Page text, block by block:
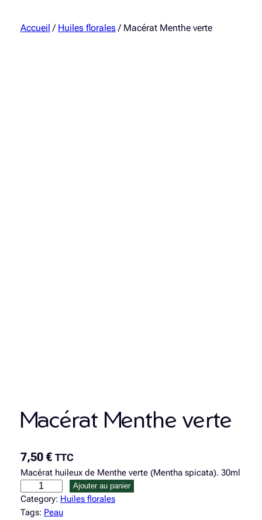
Accueil / Huiles florales/ Macérat Menthe verte
Macérat Menthe verte
7,50 € TTC
Macérat huileux de Menthe verte (Mentha spicata). 30ml
u
a
Ajouter au panier
Category: Huiles florales
Tags: Peau